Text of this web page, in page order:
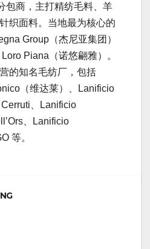
包商，主打精纺毛料、羊
织面料。当地最为核心的
Group（杰尼亚集团）
Piana（诺悠翩雅）。
的知名毛纺厂，包括
（维达莱）、Lanificio
、Lanificio
、Lanificio
等。